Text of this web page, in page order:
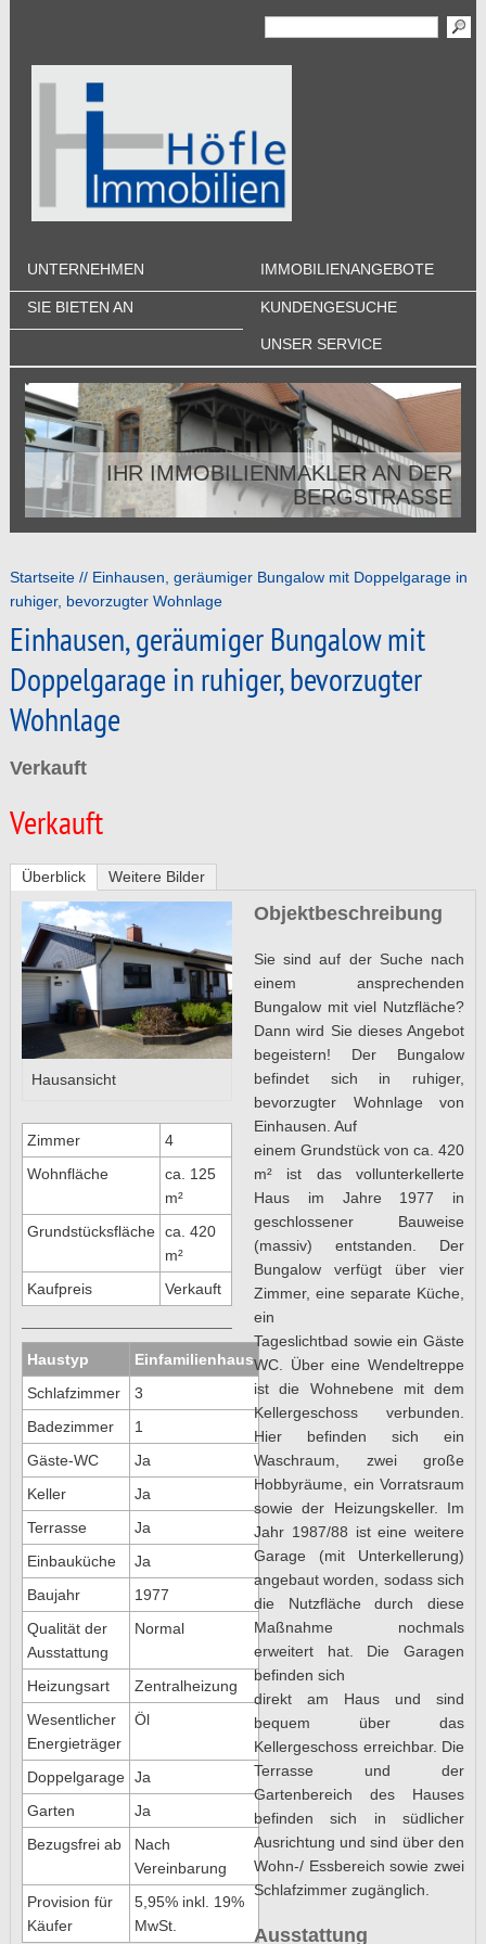
UNTERNEHMEN IMMOBILIENANGEBOTE
SIE BIETEN AN KUNDENGESUCHE
UNSER SERVICE
IHR IMMOBILIENMAKLER AN DER
BERGSTRASSE
Startseite
Einhausen, geräumiger Bungalow mit Doppelgarage in
ruhiger, bevorzugter Wohnlage
Einhausen, geräumiger Bungalow mit
Doppelgarage in ruhiger, bevorzugter
Wohnlage
Verkauft
Verkauft
Überblick Weitere Bilder
Hausansicht
Zimmer
4
Wohnfläche
ca. 125
m²
Grundstücksfläche ca. 420
m²
Kaufpreis
Verkauft
Haustyp
Einfamilienhaus
Schlafzimmer
3
Badezimmer
1
Gäste-WC
Ja
Keller
Ja
Terrasse
Ja
Einbauküche
Ja
Baujahr
1977
Qualität der
Ausstattung
Normal
Heizungsart
Zentralheizung
Wesentlicher
Energieträger
Öl
Doppelgarage Ja
Garten
Ja
Bezugsfrei ab
Nach
Vereinbarung
Provision für
Käufer
5,95% inkl. 19%
MwSt.
Objektbeschreibung
Sie sind auf der Suche nach
einem ansprechenden
Bungalow mit viel Nutzfläche?
Dann wird Sie dieses Angebot
begeistern! Der Bungalow
befindet sich in ruhiger,
bevorzugter Wohnlage von
Einhausen. Auf
einem Grundstück von ca. 420
m² ist das vollunterkellerte
Haus im Jahre 1977 in
geschlossener Bauweise
(massiv) entstanden. Der
Bungalow verfügt über vier
Zimmer, eine separate Küche,
ein
Tageslichtbad sowie ein Gäste
WC. Über eine Wendeltreppe
ist die Wohnebene mit dem
Kellergeschoss verbunden.
Hier befinden sich ein
Waschraum, zwei große
Hobbyräume, ein Vorratsraum
sowie der Heizungskeller. Im
Jahr 1987/88 ist eine weitere
Garage (mit Unterkellerung)
angebaut worden, sodass sich
die Nutzfläche durch diese
Maßnahme nochmals
erweitert hat. Die Garagen
befinden sich
direkt am Haus und sind
bequem über das
Kellergeschoss erreichbar. Die
Terrasse und der
Gartenbereich des Hauses
befinden sich in südlicher
Ausrichtung und sind über den
Wohn-/ Essbereich sowie zwei
Schlafzimmer zugänglich.
Ausstattung